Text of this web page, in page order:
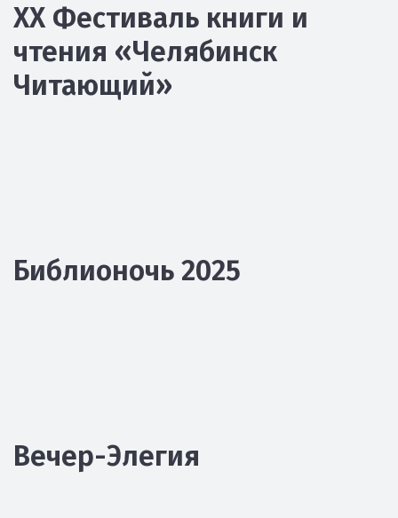
XX Фестиваль книги и
чтения «Челябинск
Читающий»
Библионочь 2025
Вечер-Элегия